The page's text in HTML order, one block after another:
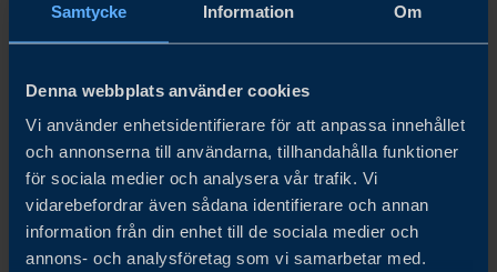
Samtycke Information Om
Denna webbplats använder cookies
Vi använder enhetsidentifierare för att anpassa innehållet
och annonserna till användarna, tillhandahålla funktioner
för sociala medier och analysera vår trafik. Vi
vidarebefordrar även sådana identifierare och annan
information från din enhet till de sociala medier och
annons- och analysföretag som vi samarbetar med.
Gäster: Bengt Högberg, Senior Investment Advisor vid
Sweden.
Värd: Kristoffer Schjött-Quist
Vänligen acceptera marknadsföringscookies för att ladda